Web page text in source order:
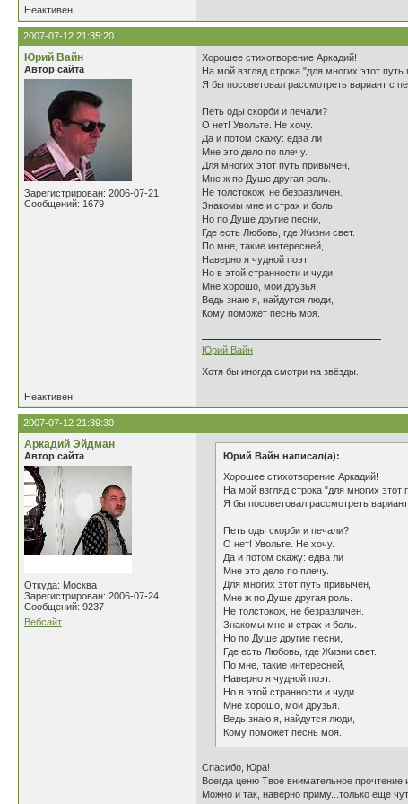
Неактивен
2007-07-12 21:35:20
Юрий Вайн
Автор сайта
Зарегистрирован: 2006-07-21
Сообщений: 1679
Хорошее стихотворение Аркадий!
На мой взгляд строка "для многих этот
Я бы посоветовал рассмотреть вариант с
Петь оды скорби и печали?
О нет! Увольте. Не хочу.
Да и потом скажу: едва ли
Мне это дело по плечу.
Для многих этот путь привычен,
Мне ж по Душе другая роль.
Не толстокож, не безразличен.
Знакомы мне и страх и боль.
Но по Душе другие песни,
Где есть Любовь, где Жизни свет.
По мне, такие интересней,
Наверно я чудной поэт.
Но в этой странности и чуди
Мне хорошо, мои друзья.
Ведь знаю я, найдутся люди,
Кому поможет песнь моя.
Юрий Вайн
Хотя бы иногда смотри на звёзды.
Неактивен
2007-07-12 21:39:30
Аркадий Эйдман
Автор сайта
Откуда: Москва
Зарегистрирован: 2006-07-24
Сообщений: 9237
Вебсайт
Юрий Вайн написал(а):
Хорошее стихотворение Аркадий!
На мой взгляд строка "для многих
Я бы посоветовал рассмотреть
Петь оды скорби и печали?
О нет! Увольте. Не хочу.
Да и потом скажу: едва ли
Мне это дело по плечу.
Для многих этот путь привычен,
Мне ж по Душе другая роль.
Не толстокож, не безразличен.
Знакомы мне и страх и боль.
Но по Душе другие песни,
Где есть Любовь, где Жизни свет.
По мне, такие интересней,
Наверно я чудной поэт.
Но в этой странности и чуди
Мне хорошо, мои друзья.
Ведь знаю я, найдутся люди,
Кому поможет песнь моя.
Спасибо, Юра!
Всегда ценю Твое внимательное прочтение
Можно и так, наверно приму...только еще